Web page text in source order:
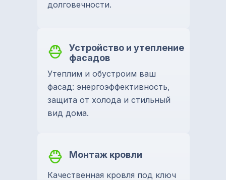
долговечности.
Устройство и утепление
фасадов
Утеплим и обустроим ваш
фасад: энергоэффективность,
защита от холода и стильный
вид дома.
Монтаж кровли
Качественная кровля под ключ